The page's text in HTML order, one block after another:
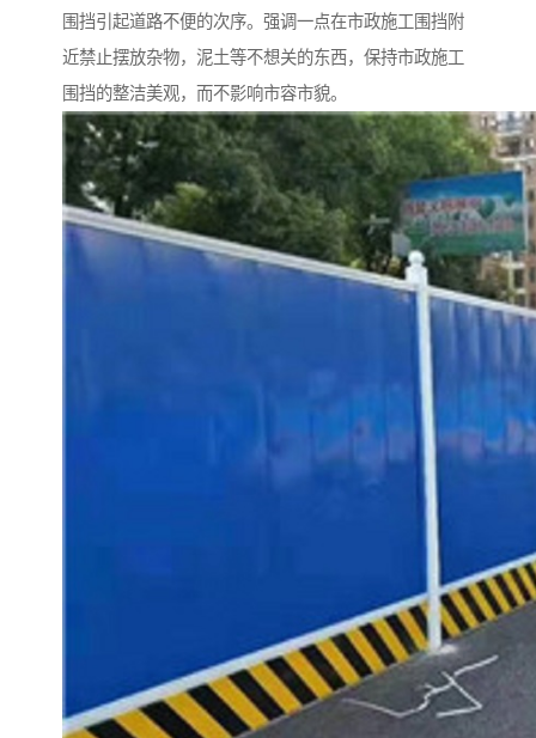
围挡引起道路不便的次序。强调一点在市政施工围挡附
近禁止摆放杂物，泥土等不想关的东西，保持市政施工
围挡的整洁美观，而不影响市容市貌。